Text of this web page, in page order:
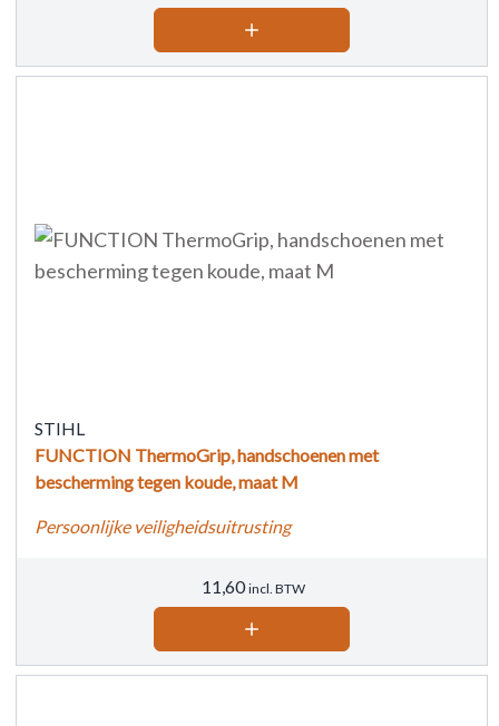
STIHL
FUNCTION ThermoGrip, handschoenen met
bescherming tegen koude, maat M
Persoonlijke veiligheidsuitrusting
11,60 incl. BTW